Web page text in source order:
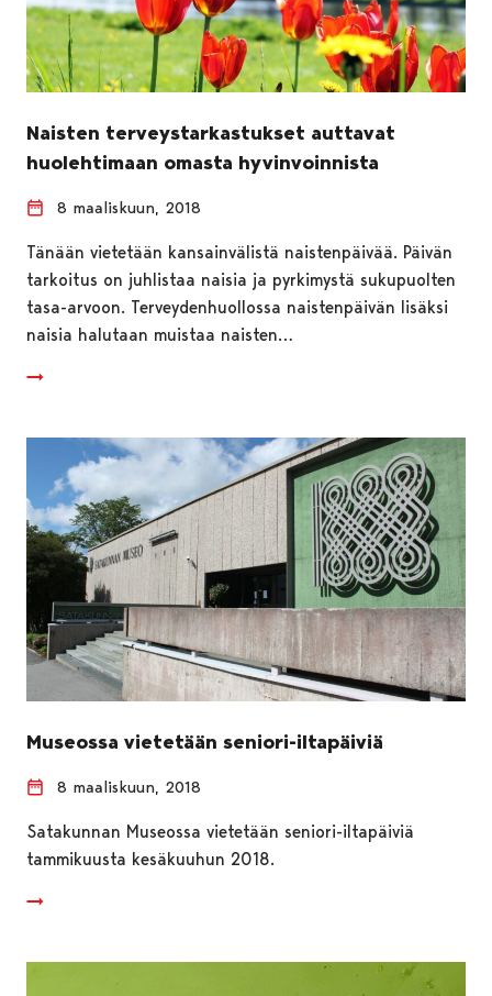
Naisten terveystarkastukset auttavat
huolehtimaan omasta hyvinvoinnista
8 maaliskuun, 2018
Tänään vietetään kansainvälistä naistenpäivää. Päivän
tarkoitus on juhlistaa naisia ja pyrkimystä sukupuolten
tasa-arvoon. Terveydenhuollossa naistenpäivän lisäksi
naisia halutaan muistaa naisten…
Museossa vietetään seniori-iltapäiviä
8 maaliskuun, 2018
Satakunnan Museossa vietetään seniori-iltapäiviä
tammikuusta kesäkuuhun 2018.